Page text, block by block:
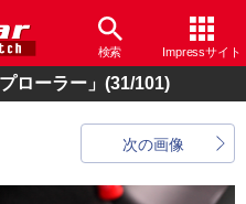
検索 Impressサイト
ローラー」 (31/101)
次の画像